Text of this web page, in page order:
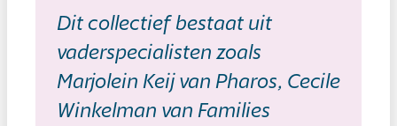
Dit collectief bestaat uit
vaderspecialisten zoals
Marjolein Keij van Pharos, Cecile
Winkelman van Families